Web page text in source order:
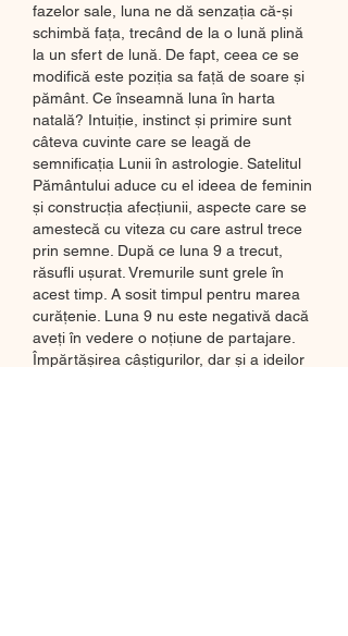
fazelor sale, luna ne dă senzația că-și
schimbă fața, trecând de la o lună plină
la un sfert de lună. De fapt, ceea ce se
modifică este poziția sa față de soare și
pământ. Ce înseamnă luna în harta
natală? Intuiție, instinct și primire sunt
câteva cuvinte care se leagă de
semnificația Lunii în astrologie. Satelitul
Pământului aduce cu el ideea de feminin
și construcția afecțiunii, aspecte care se
amestecă cu viteza cu care astrul trece
prin semne. După ce luna 9 a trecut,
răsufli ușurat. Vremurile sunt grele în
acest timp. A sosit timpul pentru marea
curățenie. Luna 9 nu este negativă dacă
aveți în vedere o noțiune de partajare.
Împărtășirea câștigurilor, dar și a ideilor